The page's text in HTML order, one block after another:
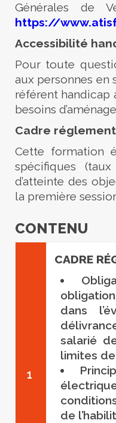
Générales de
https://
Accessibilité
Pour toute
aux personnes
référent handicap
besoins
Cadre
Cette formation
spécifiques
d’atteinte des
la première
CONTENU
1
CADRE
dans
salarié
limites
de